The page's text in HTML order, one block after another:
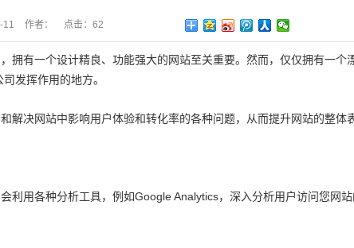
11 作者： 点击： 62
拥有一个设计精良、功能强大的网站至关重要。然而，仅仅拥有一
司发挥作用的地方。
解决网站中影响用户体验和转化率的各种问题，从而提升网站的整体
利用各种分析工具，例如Google Analytics，深入分析用户访问您网